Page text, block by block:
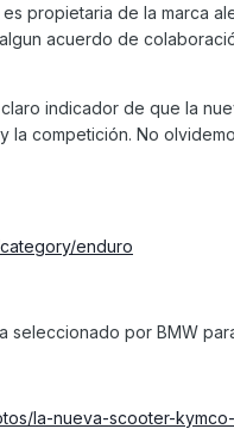
propietaria de la marca
acuerdo de
indicador de que la
la competición. No
enduro
seleccionado por BMW
la-nueva-scooter-